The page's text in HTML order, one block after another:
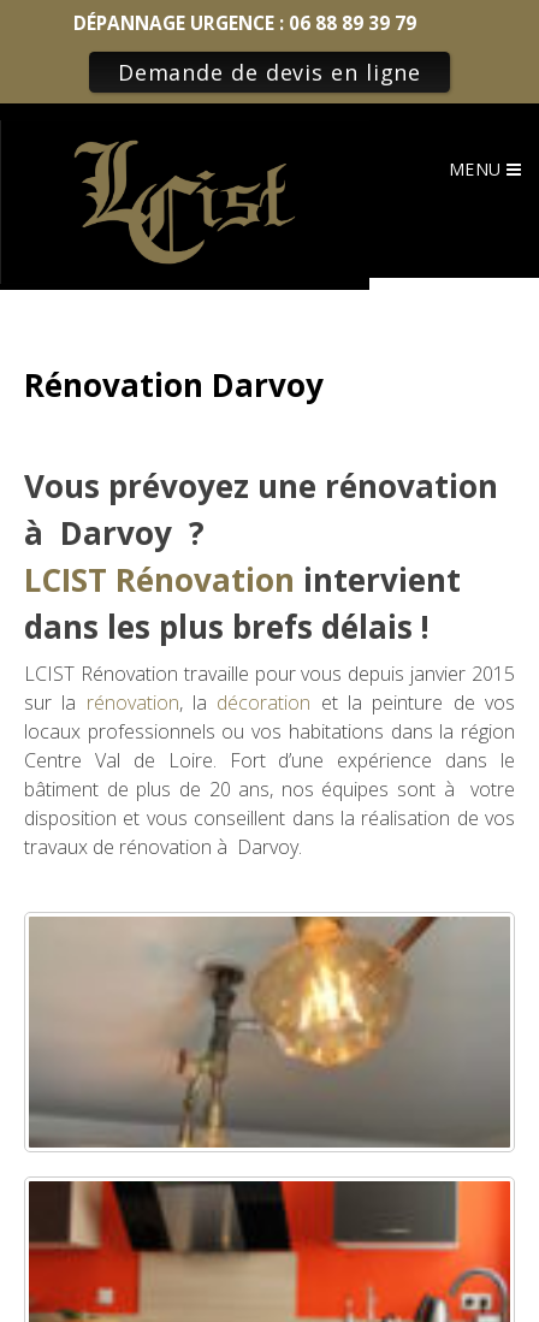
Skip
MENU
Rénovation Darvoy
Vous prévoyez une rénovation
à Darvoy ?
LCIST Rénovation intervient
dans les plus brefs délais !
LCIST Rénovation travaille pour vous depuis janvier 2015
sur la rénovation, la décoration et la peinture de vos
locaux professionnels ou vos habitations dans la région
Centre Val de Loire. Fort d’une expérience dans le
bâtiment de plus de 20 ans, nos équipes sont à votre
disposition et vous conseillent dans la réalisation de vos
travaux de rénovation à Darvoy.
DÉPANNAGE URGENCE : 06 88 89 39 79
Demande de devis en ligne